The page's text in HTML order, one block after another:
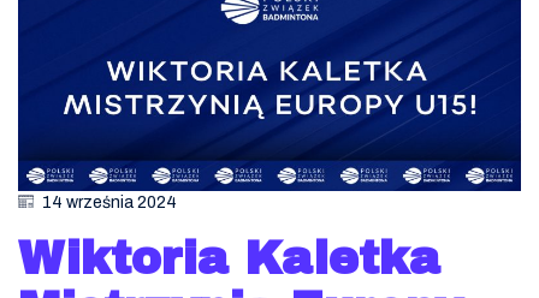
14 września 2024
Wiktoria Kaletka